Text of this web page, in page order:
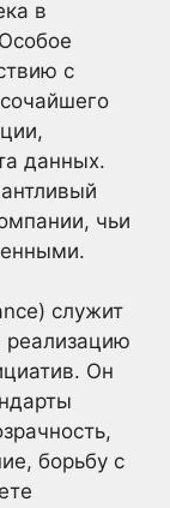
в
с
данных.
чьи
служит
Он
борьбу с